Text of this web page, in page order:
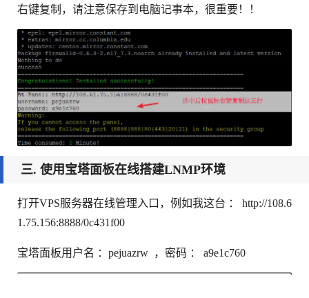
右键复制，请注意保存到电脑记事本，很重要！！
三. 使用宝塔面板在线搭建LNMP环境
打开VPS服务器在线管理入口，例如我这台 ： http://108.6
1.75.156:8888/0c431f00
宝塔面板用户名 ：pejuazrw ，密码 ： a9e1c760